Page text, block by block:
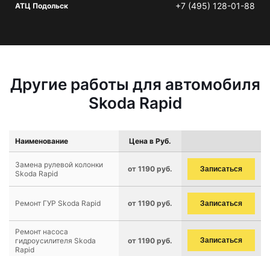
АТЦ Подольск +7 (495) 128-01-88
Другие работы для автомобиля
Skoda Rapid
Наименование Цена в Руб.
Замена рулевой колонки
Skoda Rapid
от 1190 руб. Записаться
Ремонт ГУР Skoda Rapid от 1190 руб. Записаться
Ремонт насоса
гидроусилителя Skoda
Rapid
от 1190 руб. Записаться